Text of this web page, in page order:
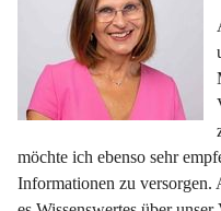
möchte ich ebenso sehr
Informationen zu